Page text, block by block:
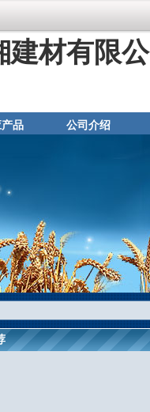
建材有限公
品 公司介绍